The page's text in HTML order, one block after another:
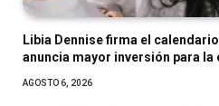
Libia Dennise firma el
anuncia mayor inversión para la
AGOSTO 6, 2026